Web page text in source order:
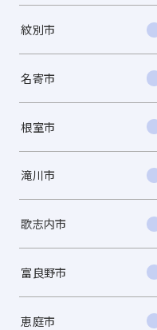
紋別市
名寄市
根室市
滝川市
歌志内市
富良野市
恵庭市